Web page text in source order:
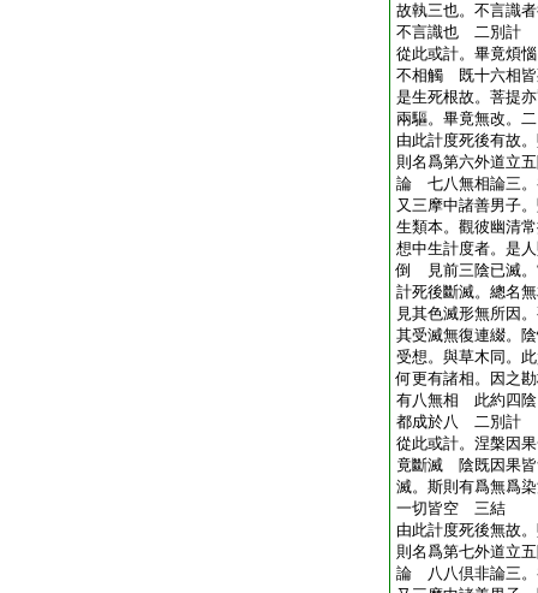
故執三也。不言識
不言識也 二別計
從此或計。畢竟煩
不相觸 既十六相皆
是生死根故。菩提
兩驅。畢竟無改。
由此計度死後有故
則名爲第六外道立
論 七八無相論三。
又三摩中諸善男子
生類本。觀彼幽清
想中生計度者。是
倒 見前三陰已滅。
計死後斷滅。總名
見其色滅形無所因
其受滅無復連綴。
受想。與草木同。
何更有諸相。因之
有八無相 此約四陰
都成於八 二別計
從此或計。涅槃因
竟斷滅 陰既因果皆
滅。斯則有爲無爲
一切皆空 三結
由此計度死後無故
則名爲第七外道立
論 八八倶非論三。